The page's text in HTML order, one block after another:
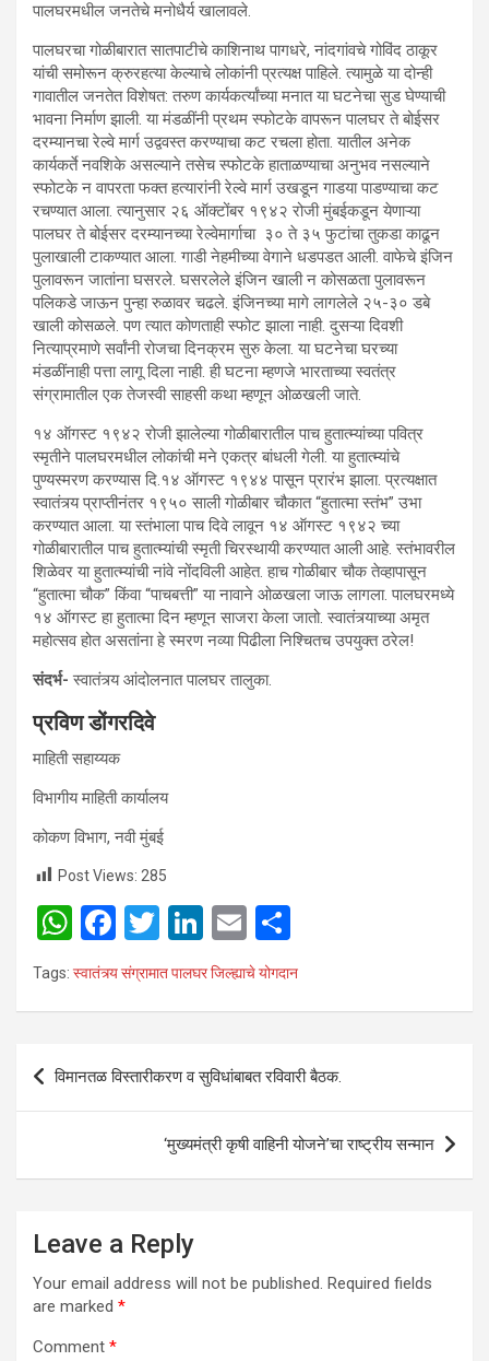
पालघरमधील जनतेचे मनोधैर्य खालावले.
पालघरचा गोळीबारात सातपाटीचे काशिनाथ पागधरे, नांदगांवचे गोविंद ठाकूर
यांची समोरून क्रुरहत्या केल्याचे लोकांनी प्रत्यक्ष पाहिले. त्यामुळे या दोन्ही
गावातील जनतेत विशेषत: तरुण कार्यकर्त्यांच्या मनात या घटनेचा सुड घेण्याची
भावना निर्माण झाली. या मंडळींनी प्रथम स्फोटके वापरून पालघर ते बोईसर
दरम्यानचा रेल्वे मार्ग उद्ववस्त करण्याचा कट रचला होता. यातील अनेक
कार्यकर्ते नवशिके असल्याने तसेच स्फोटके हाताळण्याचा अनुभव नसल्याने
स्फोटके न वापरता फक्त हत्यारांनी रेल्वे मार्ग उखडून गाडया पाडण्याचा कट
रचण्यात आला. त्यानुसार २६ ऑक्टोंबर १९४२ रोजी मुंबईकडून येणाऱ्या
पालघर ते बोईसर दरम्यानच्या रेल्वेमार्गाचा ३० ते ३५ फुटांचा तुकडा काढून
पुलाखाली टाकण्यात आला. गाडी नेहमीच्या वेगाने धडपडत आली. वाफेचे इंजिन
पुलावरून जातांना घसरले. घसरलेले इंजिन खाली न कोसळता पुलावरून
पलिकडे जाऊन पुन्हा रुळावर चढले. इंजिनच्या मागे लागलेले २५-३० डबे
खाली कोसळले. पण त्यात कोणताही स्फोट झाला नाही. दुसऱ्या दिवशी
नित्याप्रमाणे सर्वांनी रोजचा दिनक्रम सुरु केला. या घटनेचा घरच्या
मंडळींनाही पत्ता लागू दिला नाही. ही घटना म्हणजे भारताच्या स्वतंत्र
संग्रामातील एक तेजस्वी साहसी कथा म्हणून ओळखली जाते.
१४ ऑगस्ट १९४२ रोजी झालेल्या गोळीबारातील पाच हुतात्म्यांच्या पवित्र
स्मृतीने पालघरमधील लोकांची मने एकत्र बांधली गेली. या हुतात्म्यांचे
पुण्यस्मरण करण्यास दि.१४ ऑगस्ट १९४४ पासून प्रारंभ झाला. प्रत्यक्षात
स्वातंत्र्य प्राप्तीनंतर १९५० साली गोळीबार चौकात “हुतात्मा स्तंभ” उभा
करण्यात आला. या स्तंभाला पाच दिवे लावून १४ ऑगस्ट १९४२ च्या
गोळीबारातील पाच हुतात्म्यांची स्मृती चिरस्थायी करण्यात आली आहे. स्तंभावरील
शिळेवर या हुतात्म्यांची नांवे नोंदविली आहेत. हाच गोळीबार चौक तेव्हापासून
“हुतात्मा चौक” किंवा “पाचबत्ती” या नावाने ओळखला जाऊ लागला. पालघरमध्ये
१४ ऑगस्ट हा हुतात्मा दिन म्हणून साजरा केला जातो. स्वातंत्र्याच्या अमृत
महोत्सव होत असतांना हे स्मरण नव्या पिढीला निश्चितच उपयुक्त ठरेल!
संदर्भ- स्वातंत्र्य आंदोलनात पालघर तालुका.
प्रविण डोंगरदिवे
माहिती सहाय्यक
विभागीय माहिती कार्यालय
कोकण विभाग, नवी मुंबई
Post Views: 285
W
h
A
F
a
ce
o
T
wi
Li
n
ke
n
E
m h
Tags: स्वातंत्र्य संग्रामात पालघर जिल्ह्याचे योगदान
Post
navigation
विमानतळ विस्तारीकरण व सुविधांबाबत रविवारी बैठक.
‘मुख्यमंत्री कृषी वाहिनी योजने’चा राष्ट्रीय सन्मान
Leave a Reply
Your email address will not be published. Required fields
are marked *
Comment *